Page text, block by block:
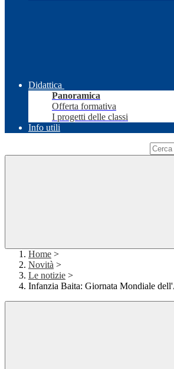
Didattica
Panoramica
Offerta formativa
I progetti delle classi
Info utili
Home >
Novità >
Le notizie >
Infanzia Baita: Giornata Mondiale